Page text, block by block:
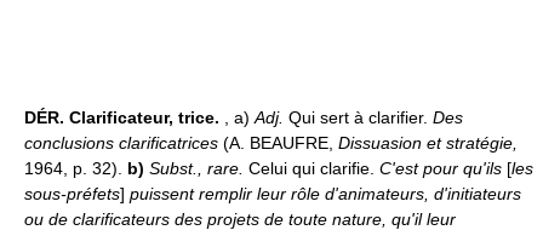
DÉR. Clarificateur, trice. , a) Adj. Qui sert à clarifier. Des
conclusions clarificatrices (A. BEAUFRE, Dissuasion et stratégie,
1964, p. 32). b) Subst., rare. Celui qui clarifie. C'est pour qu'ils [les
sous-préfets] puissent remplir leur rôle d'animateurs, d'initiateurs
ou de clarificateurs des projets de toute nature, qu'il leur